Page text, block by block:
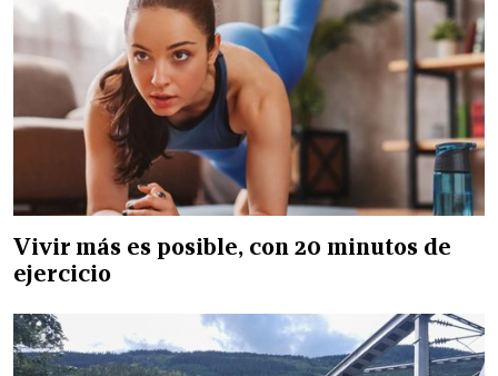
Vivir más es posible, con 20 minutos de
ejercicio